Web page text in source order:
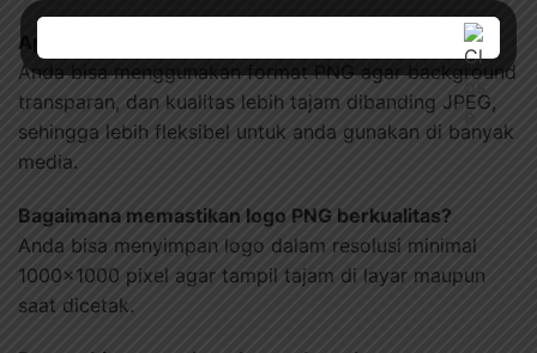
Apa perbedaan logo PNG dan JPEG?
Anda bisa menggunakan format PNG agar background
transparan, dan kualitas lebih tajam dibanding JPEG,
sehingga lebih fleksibel untuk anda gunakan di banyak
media.
Bagaimana memastikan logo PNG berkualitas?
Anda bisa menyimpan logo dalam resolusi minimal
1000×1000 pixel agar tampil tajam di layar maupun
saat dicetak.